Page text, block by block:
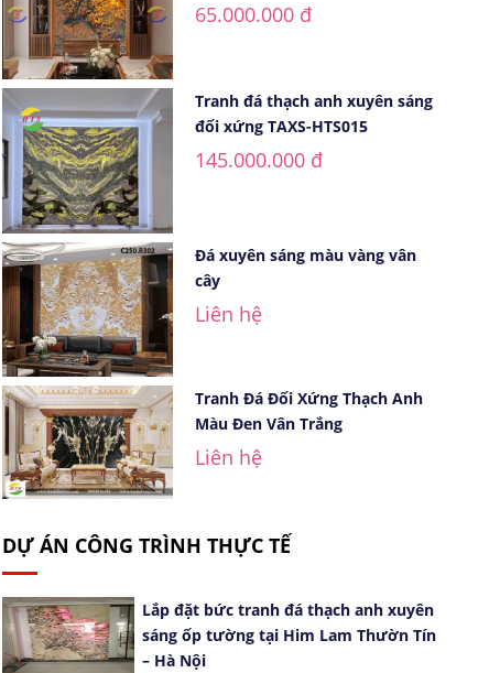
65.000.000 đ
Tranh đá thạch anh xuyên sáng
đối xứng TAXS-HTS015
145.000.000 đ
Đá xuyên sáng màu vàng vân
cây
Liên hệ
Tranh Đá Đối Xứng Thạch Anh
Màu Đen Vân Trắng
Liên hệ
DỰ ÁN CÔNG TRÌNH THỰC TẾ
Lắp đặt bức tranh đá thạch anh xuyên
sáng ốp tường tại Him Lam Thườn Tín
– Hà Nội